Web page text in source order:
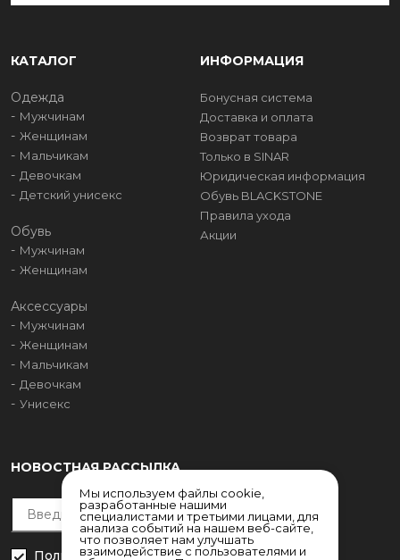
КАТАЛОГ
Одежда
Мужчинам
Женщинам
Мальчикам
Девочкам
Детский унисекс
Обувь
Мужчинам
Женщинам
Аксессуары
Мужчинам
Женщинам
Мальчикам
Девочкам
Унисекс
ИНФОРМАЦИЯ
Бонусная система
Доставка и оплата
Возврат товара
Только в SINAR
Юридическая информация
Обувь BLACKSTONE
Правила ухода
Акции
НОВОСТНАЯ РАССЫЛКА
Политика конфиденциальности
Мы используем файлы cookie,
разработанные нашими
специалистами и третьими лицами, для
анализа событий на нашем веб-сайте,
что позволяет нам улучшать
взаимодействие с пользователями и